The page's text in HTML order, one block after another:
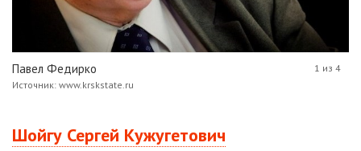
Павел Федирко
Источник: www.krskstate.ru
1 из 4
Шойгу Сергей Кужугетович